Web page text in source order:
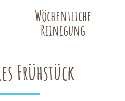
Wöchentliche
Reinigung
Frühstück